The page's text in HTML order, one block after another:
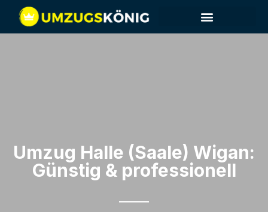
Umzug Halle (Saale)​ Wigan:
Günstig & professionell​